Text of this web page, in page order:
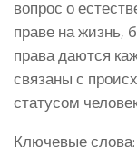
вопрос о
праве на жизнь,
права даются
связаны с
статусом
Ключевые слова: